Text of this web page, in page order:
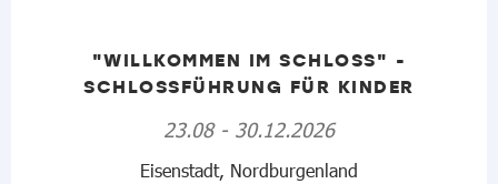
"WILLKOMMEN IM SCHLOSS" -
SCHLOSSFÜHRUNG FÜR KINDER
23.08 - 30.12.2026
Eisenstadt, Nordburgenland